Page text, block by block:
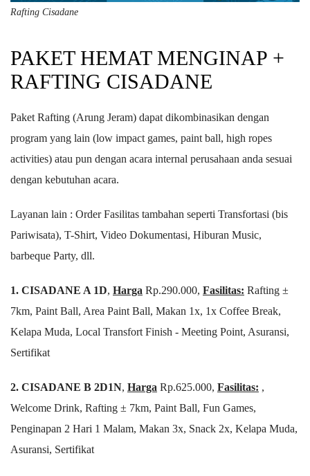
Rafting Cisadane
PAKET HEMAT MENGINAP +
RAFTING CISADANE
Paket Rafting (Arung Jeram) dapat dikombinasikan dengan
program yang lain (low impact games, paint ball, high ropes
activities) atau pun dengan acara internal perusahaan anda sesuai
dengan kebutuhan acara.
Layanan lain : Order Fasilitas tambahan seperti Transfortasi (bis
Pariwisata), T-Shirt, Video Dokumentasi, Hiburan Music,
barbeque Party, dll.
1. CISADANE A 1D, Harga Rp.290.000, Fasilitas: Rafting ±
7km, Paint Ball, Area Paint Ball, Makan 1x, 1x Coffee Break,
Kelapa Muda, Local Transfort Finish - Meeting Point, Asuransi,
Sertifikat
2. CISADANE B 2D1N, Harga Rp.625.000, Fasilitas: ,
Welcome Drink, Rafting ± 7km, Paint Ball, Fun Games,
Penginapan 2 Hari 1 Malam, Makan 3x, Snack 2x, Kelapa Muda,
Asuransi, Sertifikat